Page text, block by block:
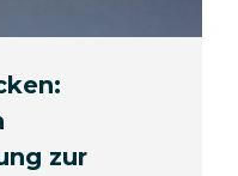
zur